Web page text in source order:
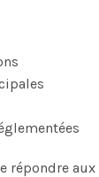
répondre aux